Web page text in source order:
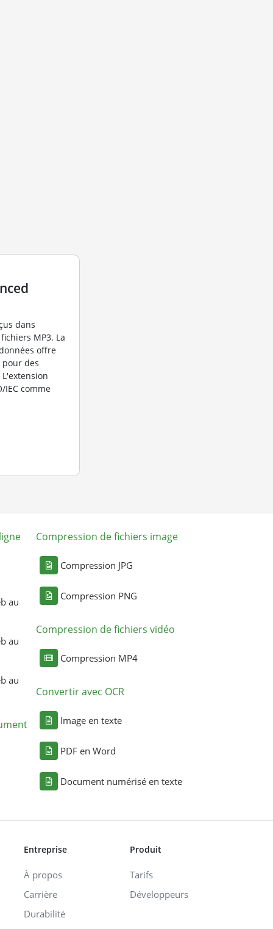
dans
MP3. La
offre
des
IEC comme
au
au
au
Compression de fichiers image
Compression JPG
Compression PNG
Compression de fichiers vidéo
Compression MP4
Convertir avec OCR
Image en texte
PDF en Word
Document numérisé en texte
Entreprise
À propos
Carrière
Durabilité
Produit
Tarifs
Développeurs